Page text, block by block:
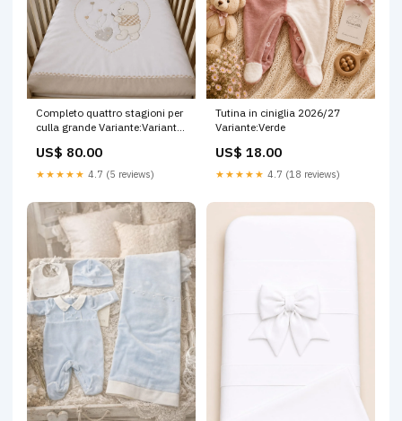
Completo quattro stagioni per
culla grande Variante:Variante
US$ 80.00
★★★★★ 4.7 (5 reviews)
Tutina in ciniglia 2026/27
Variante:Verde
US$ 18.00
★★★★★ 4.7 (18 reviews)